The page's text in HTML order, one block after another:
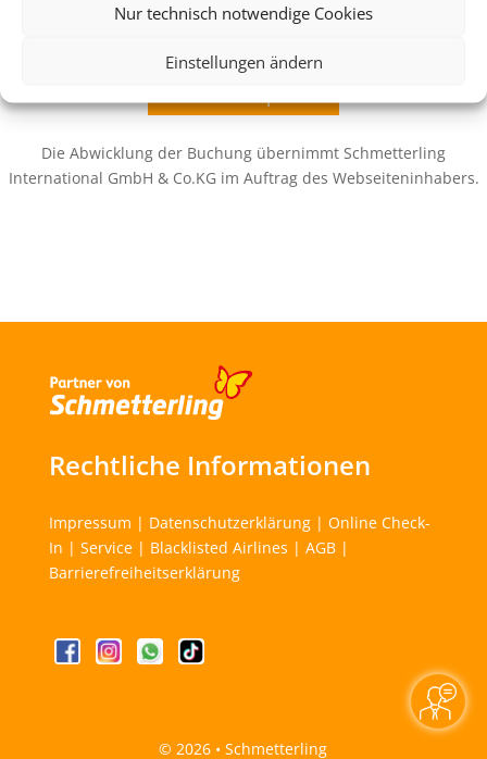
Nur technisch notwendige Cookies
Einstellungen ändern
Um diesen Inhalt darzustellen, aktivieren Sie bitte die Cookies. Es
Die Abwicklung der Buchung übernimmt Schmetterling
International GmbH & Co.KG im Auftrag des Webseiteninhabers.
Rechtliche Informationen
Impressum | Datenschutzerklärung| Online Check-
In | Service| Blacklisted Airlines | AGB|
Barrierefreiheitserklärung
© 2026 • Schmetterling